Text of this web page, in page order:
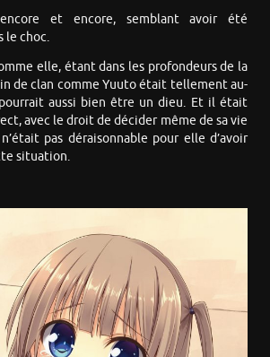
encore et encore, semblant avoir été
le choc.
elle, étant dans les profondeurs de la
de clan comme Yuuto était tellement au-
pourrait aussi bien être un dieu. Et il était
avec le droit de décider même de sa vie
pas déraisonnable pour elle d’avoir
situation.